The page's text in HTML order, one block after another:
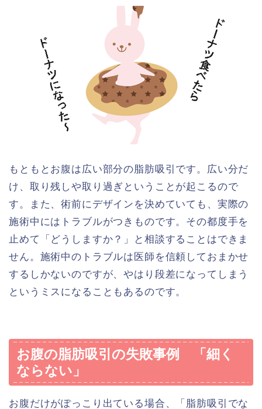
もともとお腹は広い部分の脂肪吸引です。広い分だ
け、取り残しや取り過ぎということが起こるので
す。また、術前にデザインを決めていても、実際の
施術中にはトラブルがつきものです。その都度手を
止めて「どうしますか？」と相談することはできま
せん。施術中のトラブルは医師を信頼しておまかせ
するしかないのですが、やはり段差になってしまう
というミスになることもあるのです。
お腹の脂肪吸引の失敗事例 「細く
ならない」
お腹だけがぽっこり出ている場合、「脂肪吸引でな